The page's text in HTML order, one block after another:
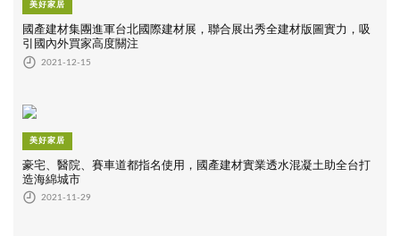
美好家居
國產建材集團進軍台北國際建材展，聯合展出秀全建材版圖實力，吸
引國內外買家高度關注
2021-12-15
美好家居
豪宅、醫院、賽車道都指名使用，國產建材實業透水混凝土助全台打
造海綿城市
2021-11-29